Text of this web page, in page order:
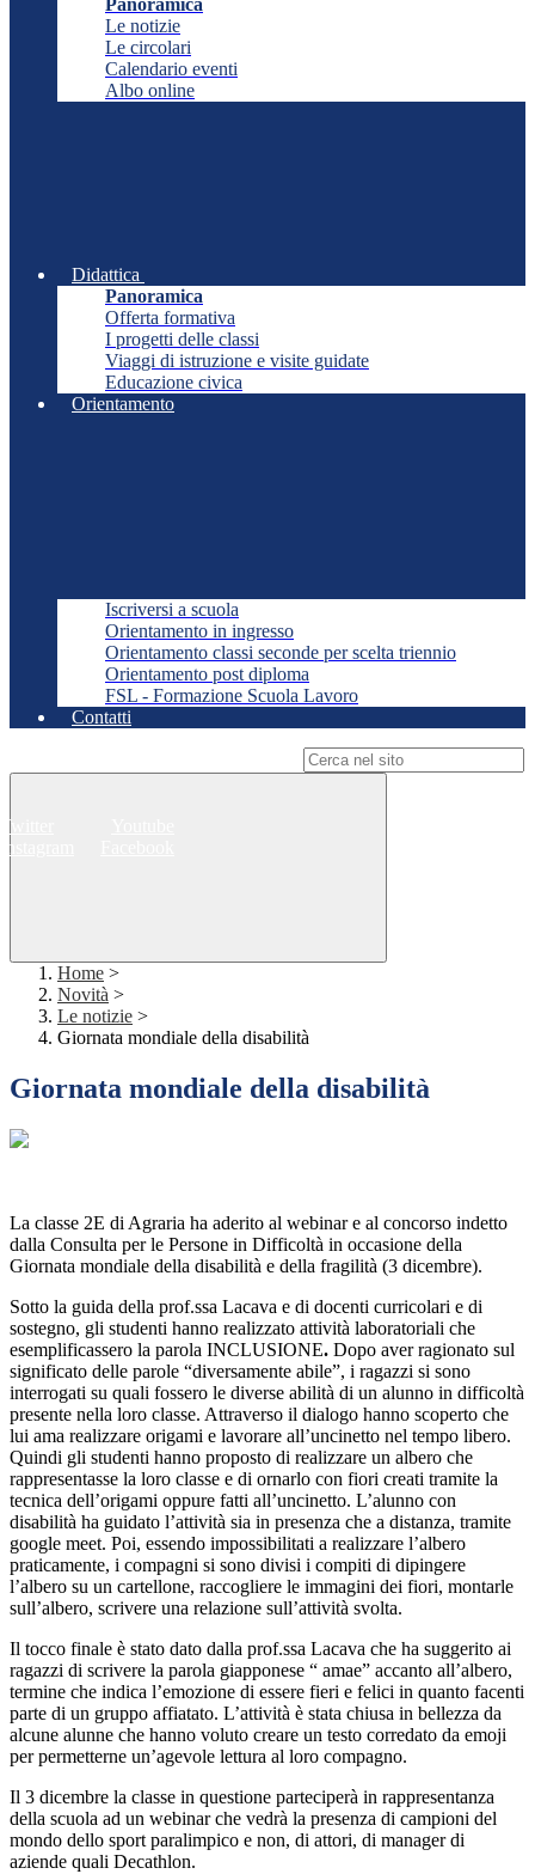
Panoramica
Le notizie
Le circolari
Calendario eventi
Albo online
Didattica
Panoramica
Offerta formativa
I progetti delle classi
Viaggi di istruzione e visite guidate
Educazione civica
Orientamento
Iscriversi a scuola
Orientamento in ingresso
Orientamento classi seconde per scelta triennio
Orientamento post diploma
FSL - Formazione Scuola Lavoro
Contatti
Twitter
Instagram
Home >
Novità >
Le notizie >
Giornata mondiale della disabilità
Giornata mondiale della disabilità
La classe 2E di Agraria ha aderito al webinar e al concorso indetto
dalla Consulta per le Persone in Difficoltà in occasione della
Giornata mondiale della disabilità e della fragilità (3 dicembre).
Sotto la guida della prof.ssa Lacava e di docenti curricolari e di
sostegno, gli studenti hanno realizzato attività laboratoriali che
esemplificassero la parola INCLUSIONE. Dopo aver ragionato sul
significato delle parole “diversamente abile”, i ragazzi si sono
interrogati su quali fossero le diverse abilità di un alunno in difficoltà
presente nella loro classe. Attraverso il dialogo hanno scoperto che
lui ama realizzare origami e lavorare all’uncinetto nel tempo libero.
Quindi gli studenti hanno proposto di realizzare un albero che
rappresentasse la loro classe e di ornarlo con fiori creati tramite la
tecnica dell’origami oppure fatti all’uncinetto. L’alunno con
disabilità ha guidato l’attività sia in presenza che a distanza, tramite
google meet. Poi, essendo impossibilitati a realizzare l’albero
praticamente, i compagni si sono divisi i compiti di dipingere
l’albero su un cartellone, raccogliere le immagini dei fiori, montarle
sull’albero, scrivere una relazione sull’attività svolta.
Il tocco finale è stato dato dalla prof.ssa Lacava che ha suggerito ai
ragazzi di scrivere la parola giapponese “ amae” accanto all’albero,
termine che indica l’emozione di essere fieri e felici in quanto facenti
parte di un gruppo affiatato. L’attività è stata chiusa in bellezza da
alcune alunne che hanno voluto creare un testo corredato da emoji
per permetterne un’agevole lettura al loro compagno.
Il 3 dicembre la classe in questione parteciperà in rappresentanza
della scuola ad un webinar che vedrà la presenza di campioni del
mondo dello sport paralimpico e non, di attori, di manager di
aziende quali Decathlon.